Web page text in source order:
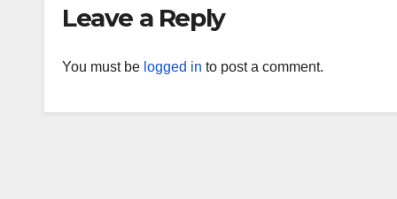
Leave a Reply
You must be logged in to post a comment.